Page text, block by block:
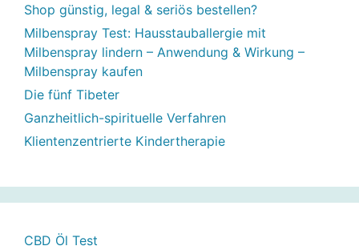
Shop günstig, legal & seriös bestellen?
Milbenspray Test: Hausstauballergie mit
Milbenspray lindern – Anwendung & Wirkung –
Milbenspray kaufen
Die fünf Tibeter
Ganzheitlich-spirituelle Verfahren
Klientenzentrierte Kindertherapie
CBD Öl Test